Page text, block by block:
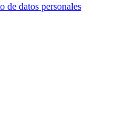
de datos personales